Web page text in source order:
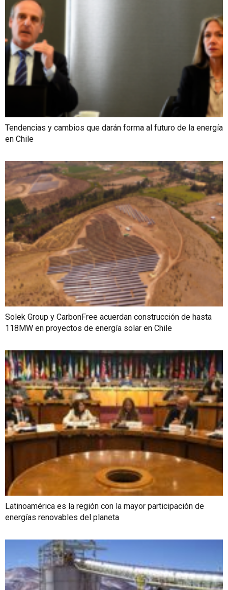
Tendencias y cambios que darán forma al futuro de la energía
en Chile
Solek Group y CarbonFree acuerdan construcción de hasta
118MW en proyectos de energía solar en Chile
Latinoamérica es la región con la mayor participación de
energías renovables del planeta